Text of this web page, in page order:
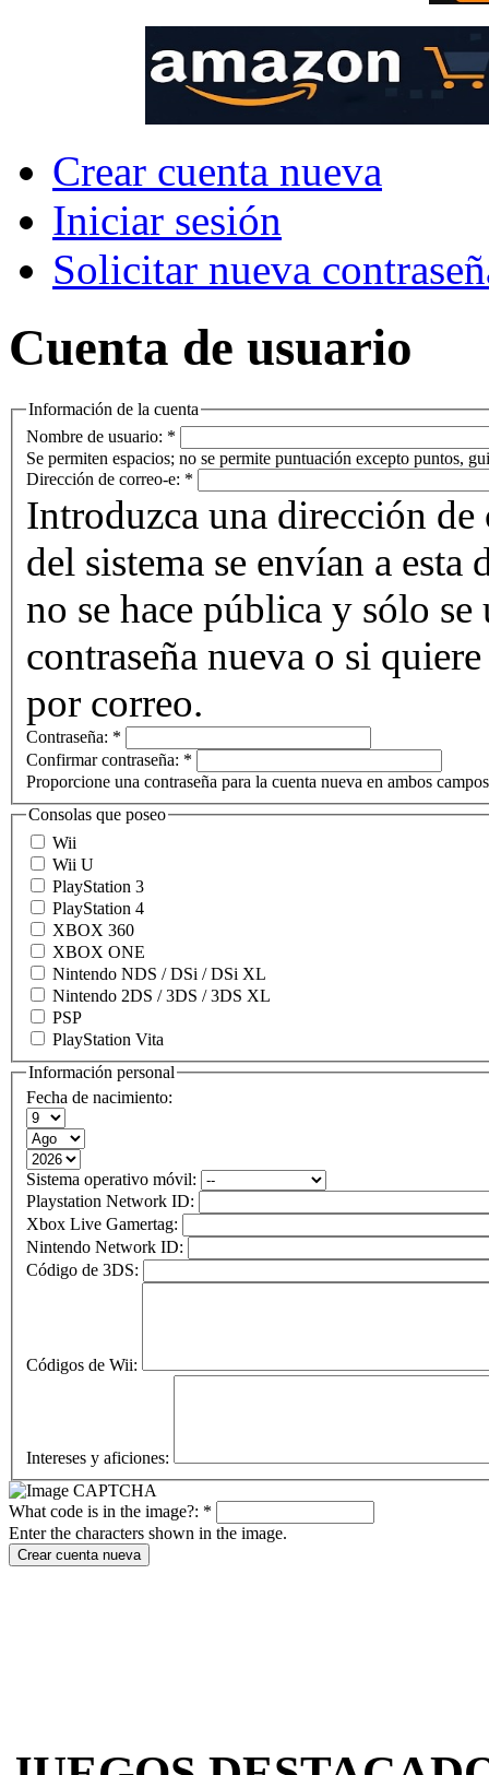
Crear cuenta nueva
Iniciar sesión
Solicitar nueva
Cuenta de usuario
Información de la cuenta
Nombre de usuario: *
Se permiten espacios; no se permite puntuación excepto puntos,
Dirección de correo-e: *
Introduzca una dirección
del sistema se envían a
no se hace pública y sólo
contraseña nueva o si
por correo.
Contraseña: *
Confirmar contraseña: *
Proporcione una contraseña para la cuenta nueva en ambos
Consolas que poseo
Wii
Wii U
PlayStation 3
PlayStation 4
XBOX 360
XBOX ONE
Nintendo NDS / DSi / DSi XL
Nintendo 2DS / 3DS / 3DS XL
PSP
PlayStation Vita
Información personal
Fecha de nacimiento:
Sistema operativo móvil:
Playstation Network ID:
Xbox Live Gamertag:
Nintendo Network ID:
Código de 3DS:
Códigos de Wii:
Intereses y aficiones:
What code is in the image?: *
Enter the characters shown in the image.